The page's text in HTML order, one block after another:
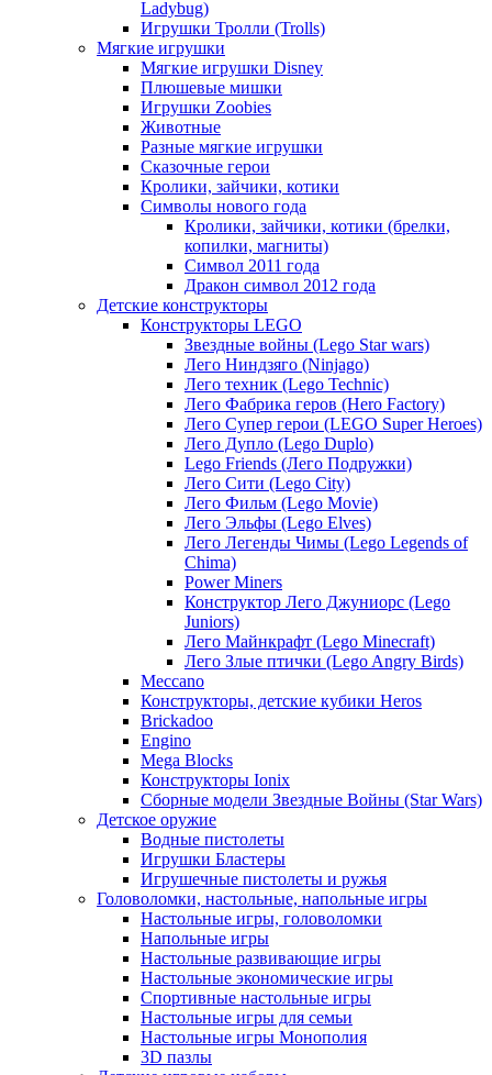
Ladybug)
Игрушки Тролли (Trolls)
Мягкие игрушки
Мягкие игрушки Disney
Плюшевые мишки
Игрушки Zoobies
Животные
Разные мягкие игрушки
Сказочные герои
Кролики, зайчики, котики
Символы нового года
Кролики, зайчики, котики (брелки,
копилки, магниты)
Cимвол 2011 года
Дракон символ 2012 года
Детские конструкторы
Конструкторы LEGO
Звездные войны (Lego Star wars)
Лего Ниндзяго (Ninjago)
Лего техник (Lego Technic)
Лего Фабрика геров (Hero Factory)
Лего Супер герои (LEGO Super Heroes)
Лего Дупло (Lego Duplo)
Lego Friends (Лего Подружки)
Лего Сити (Lego City)
Лего Фильм (Lego Movie)
Лего Эльфы (Lego Elves)
Лего Легенды Чимы (Lego Legends of
Chima)
Power Miners
Конструктор Лего Джуниорс (Lego
Juniors)
Лего Майнкрафт (Lego Minecraft)
Лего Злые птички (Lego Angry Birds)
Meccano
Конструкторы, детские кубики Heros
Brickadoo
Engino
Mega Blocks
Конструкторы Ionix
Сборные модели Звездные Войны (Star Wars)
Детское оружие
Водные пистолеты
Игрушки Бластеры
Игрушечные пистолеты и ружья
Головоломки, настольные, напольные игры
Настольные игры, головоломки
Напольные игры
Настольные развивающие игры
Настольные экономические игры
Спортивные настольные игры
Настольные игры для семьи
Настольные игры Монополия
3D пазлы